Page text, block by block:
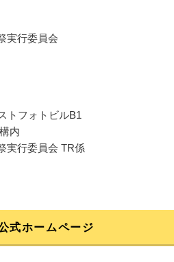
実行委員会
トフォトビルB1
内
実行委員会 TR係
式ホームページ